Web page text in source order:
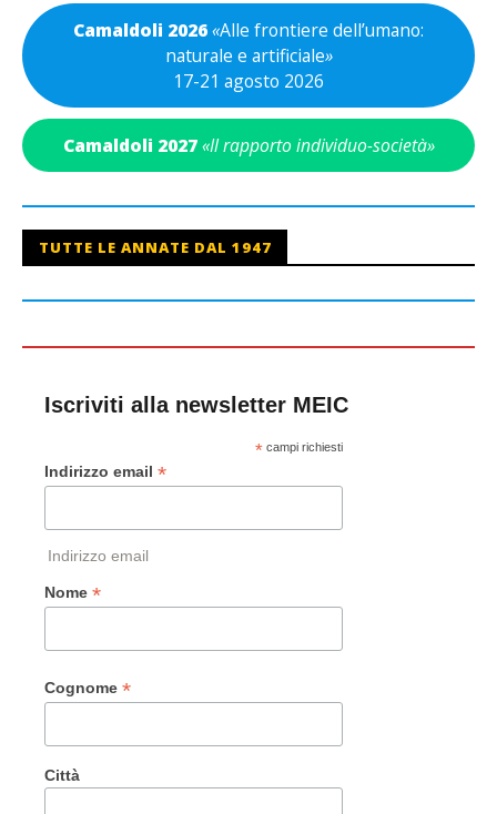
Camaldoli 2026«Alle frontiere dell’umano:
naturale e artificiale»
17-21 agosto 2026
Camaldoli 2027 «Il rapporto individuo-società»
TUTTE LE ANNATE DAL 1947
Iscriviti alla newsletter MEIC
*campi richiesti
Indirizzo email *
Indirizzo email
Nome *
Cognome *
Città